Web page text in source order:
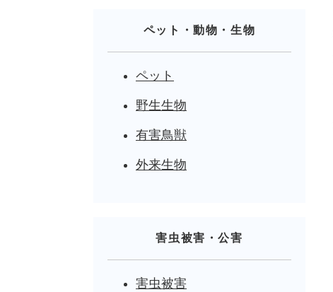
ペット・動物・生物
ペット
野生生物
有害鳥獣
外来生物
害虫被害・公害
害虫被害